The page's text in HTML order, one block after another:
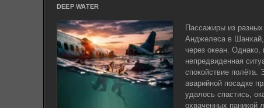
DEEP WATER
Пассажиры из
Анджелеса в Шанхай,
через океан. Однако,
непредвиденная
спокойствие
аварийной посадке
удалось спастись,
охваченных паникой